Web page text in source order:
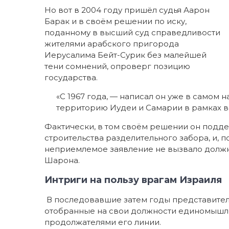
Но вот в 2004 году пришёл судья Аарон
Барак и в своём решении по иску,
поданному в высший суд справедливости
жителями арабского пригорода
Иерусалима Бейт-Сурик без малейшей
тени сомнений, опроверг позицию
государства.
«С 1967 года, — написал он уже в самом
территорию Иудеи и Самарии в рамках
Фактически, в том своём решении он
строительства разделительного забора, и,
неприемлемое заявление не вызвало
Шарона.
Интриги на пользу врагам Израиля
В последовавшие затем годы
отобранные на свои должности
продолжателями его линии.